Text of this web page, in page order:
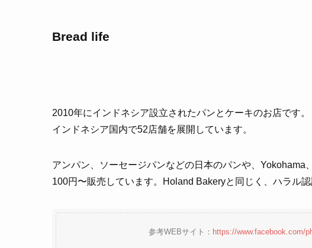
Bread life
2010年にインドネシア設立されたパンとケーキのお店です。
インドネシア国内で52店舗を展開しています。
アンパン、ソーセージパンなどの日本のパンや、
100円〜販売しています。Holand Bakeryと同じく、ハラル認
参考WEBサイト： https://www.facebook.com/